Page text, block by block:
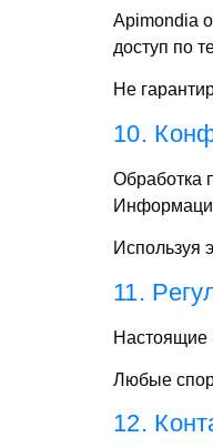
Apimondia
доступ по
Не
10.
Обработка
Используя
11.
Настоящие
Любые
12.